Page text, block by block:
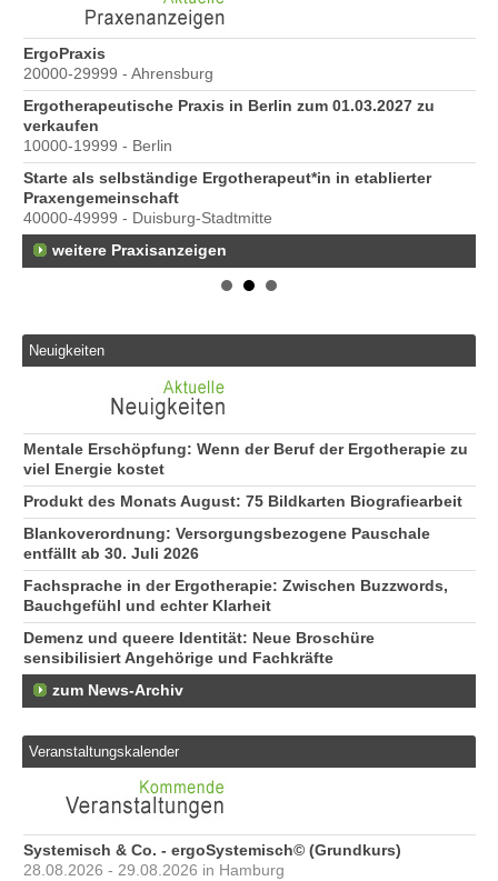
ErgoPraxis
20000-29999 - Ahrensburg
Ergotherapeutische Praxis in Berlin zum 01.03.2027 zu
verkaufen
10000-19999 - Berlin
Starte als selbständige Ergotherapeut*in in etablierter
Praxengemeinschaft
40000-49999 - Duisburg-Stadtmitte
weitere Praxisanzeigen
Neuigkeiten
Mentale Erschöpfung: Wenn der Beruf der Ergotherapie zu
viel Energie kostet
Produkt des Monats August: 75 Bildkarten Biografiearbeit
Blankoverordnung: Versorgungsbezogene Pauschale
entfällt ab 30. Juli 2026
Fachsprache in der Ergotherapie: Zwischen Buzzwords,
Bauchgefühl und echter Klarheit
Demenz und queere Identität: Neue Broschüre
sensibilisiert Angehörige und Fachkräfte
zum News-Archiv
Veranstaltungskalender
Systemisch & Co. - ergoSystemisch© (Grundkurs)
28.08.2026 - 29.08.2026 in Hamburg